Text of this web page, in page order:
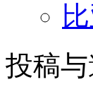
投稿